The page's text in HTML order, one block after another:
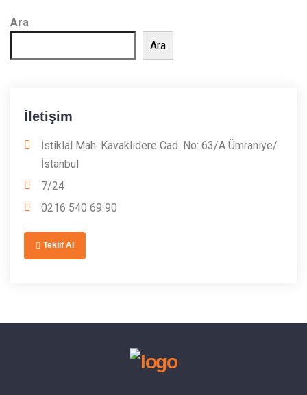
Ara
Ara
İletişim
İstiklal Mah. Kavaklıdere Cad. No: 63/A Ümraniye/
İstanbul
7/24
0216 540 69 90
Teklif Al